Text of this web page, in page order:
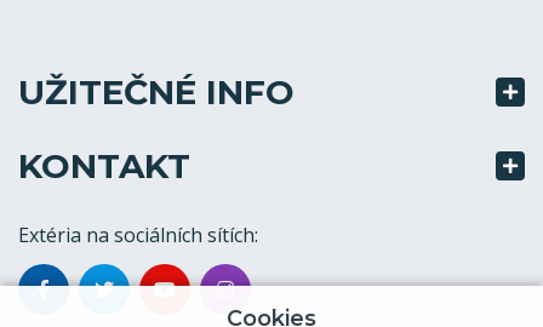
UŽITEČNÉ INFO
KONTAKT
Extéria na sociálních sítích:
Cookies